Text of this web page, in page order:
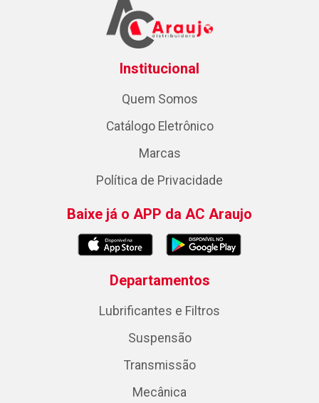
Institucional
Quem Somos
Catálogo Eletrônico
Marcas
Política de Privacidade
Baixe já o APP da AC Araujo
Departamentos
Lubrificantes e Filtros
Suspensão
Transmissão
Mecânica